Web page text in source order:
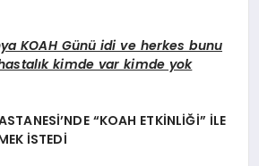
KOAH Günü idi ve herkes bunu
kimde var kimde yok
“KOAH ETKİNLİĞİ” İLE
İSTEDİ